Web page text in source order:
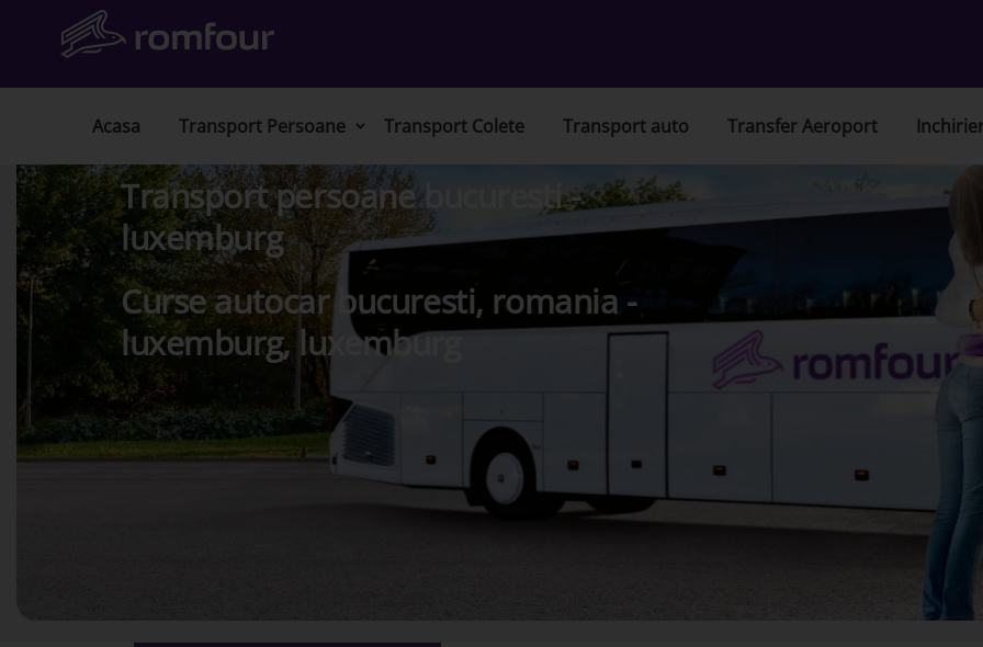
Acasa Transport Persoane Transport Colete Transport auto Transfer Aeroport
Transport persoane bucuresti -
luxemburg
Curse autocar bucuresti, romania -
luxemburg, luxemburg